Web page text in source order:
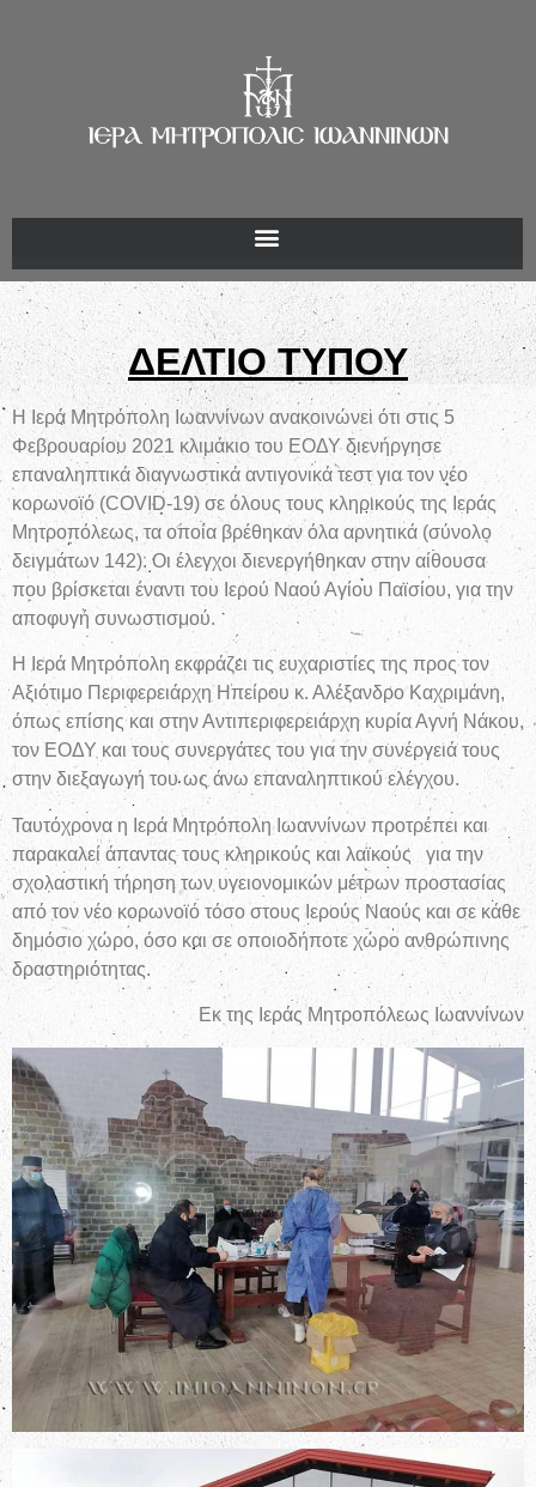
ΔΕΛΤΙΟ ΤΥΠΟΥ
Η Ιερά Μητρόπολη Ιωαννίνων ανακοινώνει ότι στις 5
Φεβρουαρίου 2021 κλιμάκιο του ΕΟΔΥ διενήργησε
επαναληπτικά διαγνωστικά αντιγονικά τεστ για τον νέο
κορωνοϊό (COVID-19) σε όλους τους κληρικούς της Ιεράς
Μητροπόλεως, τα οποία βρέθηκαν όλα αρνητικά (σύνολο
δειγμάτων 142). Οι έλεγχοι διενεργήθηκαν στην αίθουσα
που βρίσκεται έναντι του Ιερού Ναού Αγίου Παϊσίου, για την
αποφυγή συνωστισμού.
Η Ιερά Μητρόπολη εκφράζει τις ευχαριστίες της προς τον
Αξιότιμο Περιφερειάρχη Ηπείρου κ. Αλέξανδρο Καχριμάνη,
όπως επίσης και στην Αντιπεριφερειάρχη κυρία Αγνή Νάκου,
τον ΕΟΔΥ και τους συνεργάτες του για την συνέργειά τους
στην διεξαγωγή του ως άνω επαναληπτικού ελέγχου.
Ταυτόχρονα η Ιερά Μητρόπολη Ιωαννίνων προτρέπει και
παρακαλεί άπαντας τους κληρικούς και λαϊκούς για την
σχολαστική τήρηση των υγειονομικών μέτρων προστασίας
από τον νέο κορωνοϊό τόσο στους Ιερούς Ναούς και σε κάθε
δημόσιο χώρο, όσο και σε οποιοδήποτε χώρο ανθρώπινης
δραστηριότητας.
Εκ της Ιεράς Μητροπόλεως Ιωαννίνων